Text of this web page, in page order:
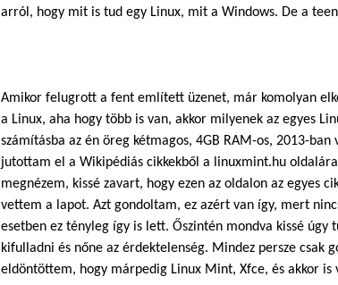
arról, hogy mit is tud egy Linux, mit a Windows. De a
Amikor felugrott a fent említett üzenet, már komolyan
a Linux, aha hogy több is van, akkor milyenek az egyes
számításba az én öreg kétmagos, 4GB RAM-os, 2013-
jutottam el a Wikipédiás cikkekből a linuxmint.hu
megnézem, kissé zavart, hogy ezen az oldalon az egyes
vettem a lapot. Azt gondoltam, ez azért van így, mert
esetben ez tényleg így is lett. Őszintén mondva kissé
kifulladni és nőne az érdektelenség. Mindez persze csak
eldöntöttem, hogy márpedig Linux Mint, Xfce, és akkor is